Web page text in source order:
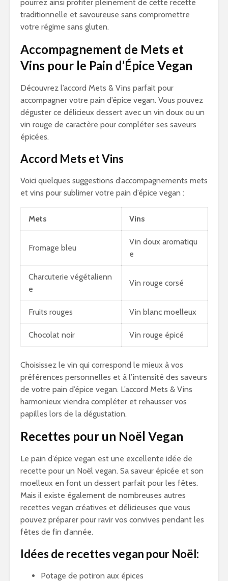
pourrez ainsi profiter pleinement de cette recette
traditionnelle et savoureuse sans compromettre
votre régime sans gluten.
Accompagnement de Mets et
Vins pour le Pain d’Épice Vegan
Découvrez l’accord Mets & Vins parfait pour
accompagner votre pain d’épice vegan. Vous pouvez
déguster ce délicieux dessert avec un vin doux ou un
vin rouge de caractère pour compléter ses saveurs
épicées.
Accord Mets et Vins
Voici quelques suggestions d’accompagnements mets
et vins pour sublimer votre pain d’épice vegan :
Mets Vins
Fromage bleu
Vin doux aromatiqu
e
Charcuterie végétalienn
e
Vin rouge corsé
Fruits rouges Vin blanc moelleux
Chocolat noir Vin rouge épicé
Choisissez le vin qui correspond le mieux à vos
préférences personnelles et à l’intensité des saveurs
de votre pain d’épice vegan. L’accord Mets & Vins
harmonieux viendra compléter et rehausser vos
papilles lors de la dégustation.
Recettes pour un Noël Vegan
Le pain d’épice vegan est une excellente idée de
recette pour un Noël vegan. Sa saveur épicée et son
moelleux en font un dessert parfait pour les fêtes.
Mais il existe également de nombreuses autres
recettes vegan créatives et délicieuses que vous
pouvez préparer pour ravir vos convives pendant les
fêtes de fin d’année.
Idées de recettes vegan pour Noël:
Potage de potiron aux épices